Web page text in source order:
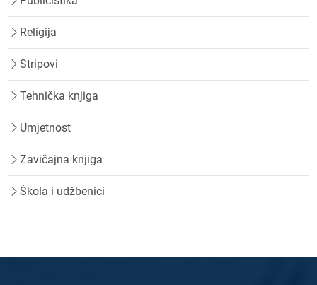
Religija
Stripovi
Tehnička knjiga
Umjetnost
Zavičajna knjiga
Škola i udžbenici